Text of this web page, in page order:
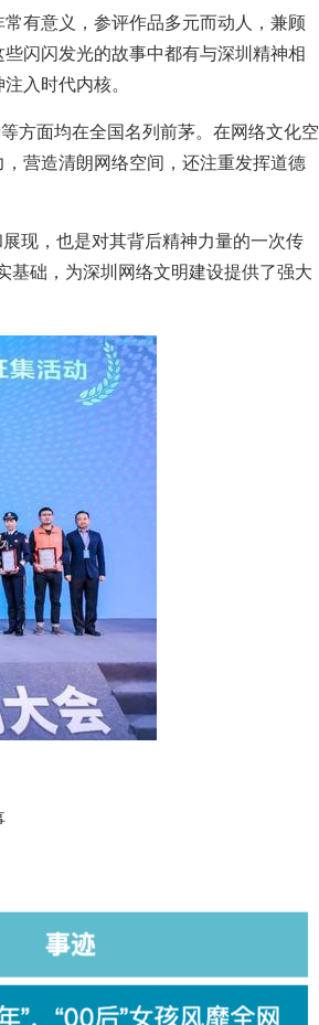
有意义，参评作品多元而动人，兼顾
闪闪发光的故事中都有与深圳精神相
入时代内核。
方面均在全国名列前茅。在网络文化空
营造清朗网络空间，还注重发挥道德
现，也是对其背后精神力量的一次传
基础，为深圳网络文明建设提供了强大